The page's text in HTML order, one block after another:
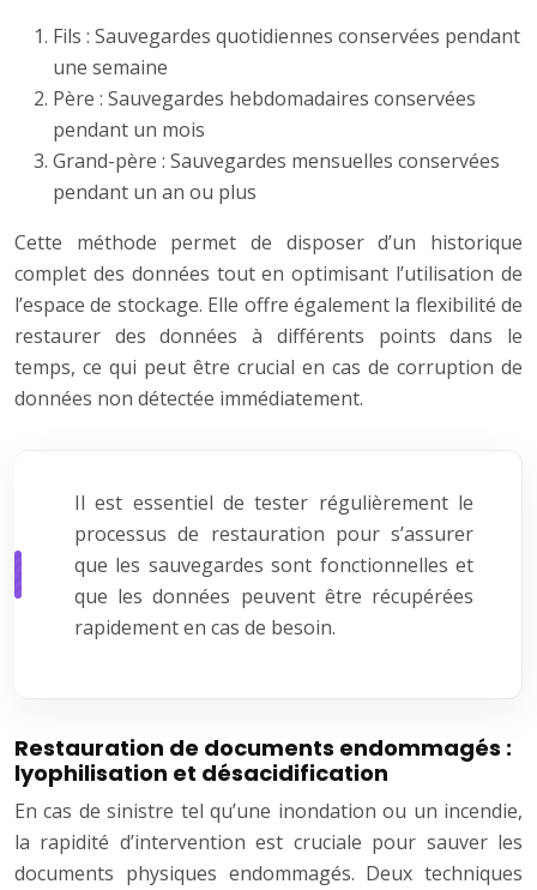
Fils : Sauvegardes quotidiennes conservées pendant
une semaine
Père : Sauvegardes hebdomadaires conservées
pendant un mois
Grand-père : Sauvegardes mensuelles conservées
pendant un an ou plus
Cette méthode permet de disposer d’un historique
complet des données tout en optimisant l’utilisation de
l’espace de stockage. Elle offre également la flexibilité de
restaurer des données à différents points dans le
temps, ce qui peut être crucial en cas de corruption de
données non détectée immédiatement.
Il est essentiel de tester régulièrement le
processus de restauration pour s’assurer
que les sauvegardes sont fonctionnelles et
que les données peuvent être récupérées
rapidement en cas de besoin.
Restauration de documents endommagés :
lyophilisation et désacidification
En cas de sinistre tel qu’une inondation ou un incendie,
la rapidité d’intervention est cruciale pour sauver les
documents physiques endommagés. Deux techniques